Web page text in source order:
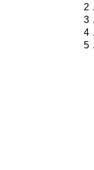
2
3
4
5